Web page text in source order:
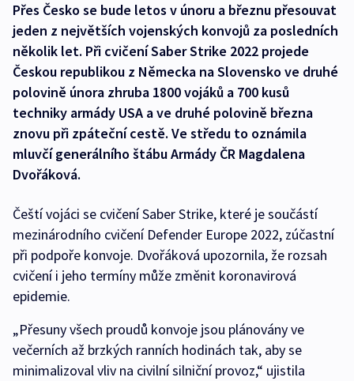
Přes Česko se bude letos v únoru a březnu přesouvat
jeden z největších vojenských konvojů za posledních
několik let. Při cvičení Saber Strike 2022 projede
Českou republikou z Německa na Slovensko ve druhé
polovině února zhruba 1800 vojáků a 700 kusů
techniky armády USA a ve druhé polovině března
znovu při zpáteční cestě. Ve středu to oznámila
mluvčí generálního štábu Armády ČR Magdalena
Dvořáková.
Čeští vojáci se cvičení Saber Strike, které je součástí
mezinárodního cvičení Defender Europe 2022, zúčastní
při podpoře konvoje. Dvořáková upozornila, že rozsah
cvičení i jeho termíny může změnit koronavirová
epidemie.
„Přesuny všech proudů konvoje jsou plánovány ve
večerních až brzkých ranních hodinách tak, aby se
minimalizoval vliv na civilní silniční provoz,“ ujistila